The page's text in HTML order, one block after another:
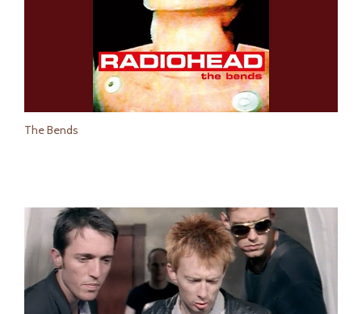
The Bends